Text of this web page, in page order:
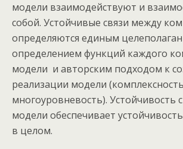
модели взаимодействуют и
собой. Устойчивые связи между
определяются единым
определением функций каждого
модели и авторским подходом к
реализации модели
многоуровневость). Устойчивость
модели обеспечивает
в целом.